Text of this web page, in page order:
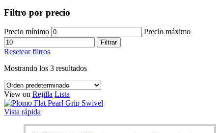
Filtro por precio
Precio mínimo Precio máximo
Filtrar
Resetear filtros
Mostrando los 3 resultados
View on Rejilla Lista
Vista rápida